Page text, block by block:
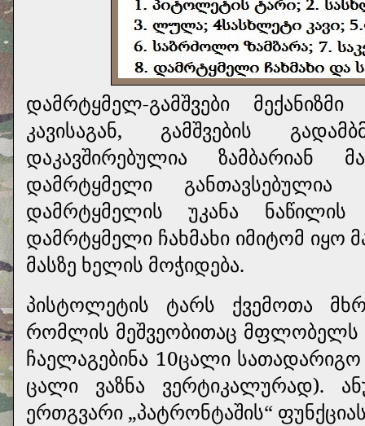
დამრტყმელ-გამშვები
კავისაგან, გამშვების
დაკავშირებულია ზამბარიან
დამრტყმელი
დამრტყმელის უკანა ნაწილის
დამრტყმელი ჩახმახი იმიტომ
მასზე ხელის მოჭიდება.
პისტოლეტის ტარს ქვემოთა
რომლის მეშვეობითაც მფლობელს
ჩაელაგებინა 10ცალი
ცალი ვაზნა ვერტიკალურად).
ერთგვარი „პატრონტაშის“